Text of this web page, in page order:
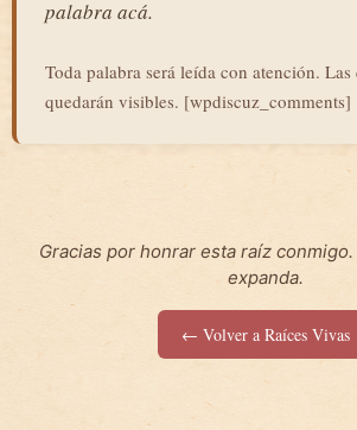
palabra acá.
Toda palabra será leída con atención.
quedarán visibles. [wpdiscuz_comments]
Gracias por honrar esta raíz
expanda.
← Volver a Raíces Vivas